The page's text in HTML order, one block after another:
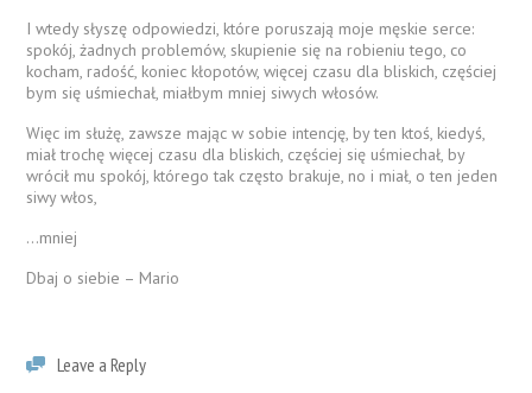
I wtedy słyszę odpowiedzi, które poruszają moje męskie serce:
spokój, żadnych problemów, skupienie się na robieniu tego, co
kocham, radość, koniec kłopotów, więcej czasu dla bliskich, częściej
bym się uśmiechał, miałbym mniej siwych włosów.
Więc im służę, zawsze mając w sobie intencję, by ten ktoś, kiedyś,
miał trochę więcej czasu dla bliskich, częściej się uśmiechał, by
wrócił mu spokój, którego tak często brakuje, no i miał, o ten jeden
siwy włos,
…mniej
Dbaj o siebie – Mario
Leave a Reply